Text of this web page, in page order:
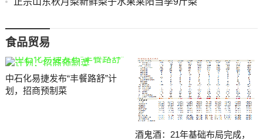
食品贸易
中石化易捷发布“丰餐路舒”计
划，招商预制菜
酒鬼酒：21年基础布局完成，